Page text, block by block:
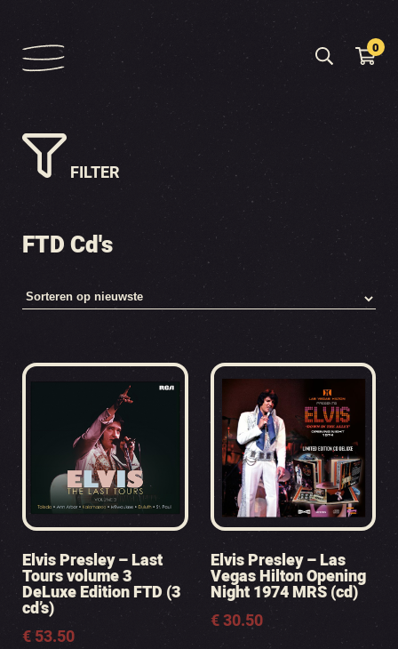
0
FILTER
FTD Cd's
Elvis Presley – Last
Tours volume 3
DeLuxe Edition FTD (3
cd’s)
€53.50
Elvis Presley – Las
Vegas Hilton Opening
Night 1974 MRS (cd)
€30.50